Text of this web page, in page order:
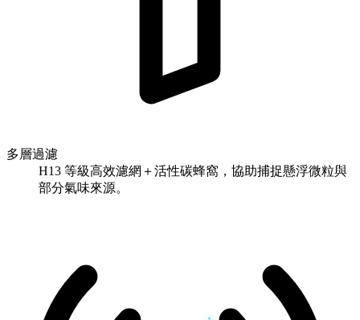
多層過濾
H13 等級高效濾網＋活性碳蜂窩，協助捕捉懸浮微粒與
部分氣味來源。